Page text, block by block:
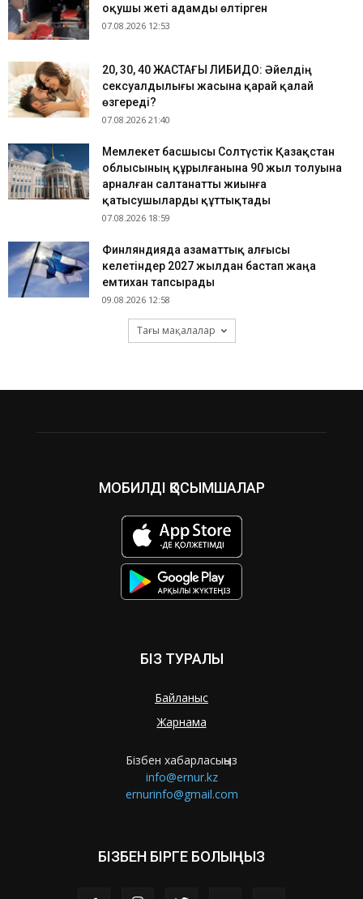
оқушы жеті адамды өлтірген
07.08.2026 12:53
​20, 30, 40 ЖАСТАҒЫ ЛИБИДО: Әйелдің
сексуалдылығы жасына қарай қалай
өзгереді?
07.08.2026 21:40
Мемлекет басшысы Солтүстік Қазақстан
облысының құрылғанына 90 жыл толуына
арналған салтанатты жиынға
қатысушыларды құттықтады
07.08.2026 18:59
Финляндияда азаматтық алғысы
келетіндер 2027 жылдан бастап жаңа
емтихан тапсырады
09.08.2026 12:58
Тағы мақалалар
МОБИЛДІ ҚОСЫМШАЛАР
БІЗ ТУРАЛЫ
Байланыс
Жарнама
Бізбен хабарласыңыз
info@ernur.kz
ernurinfo@gmail.com
БІЗБЕН БІРГЕ БОЛЫҢЫЗ